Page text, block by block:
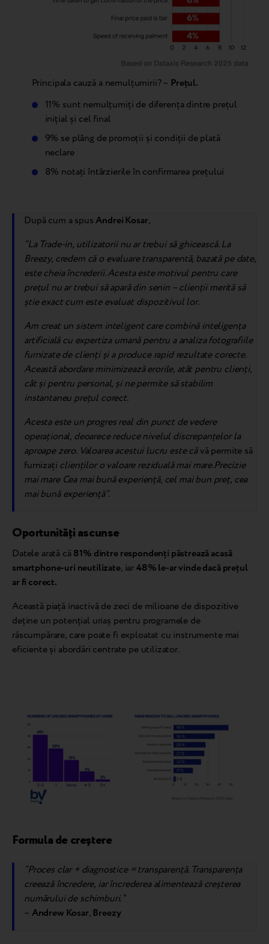
Principala cauză a nemulțumirii? – Prețul.
11% sunt nemulțumiți de diferența dintre prețul
inițial și cel final
9% se plâng de promoții și condiții de plată
neclare
8% notați întârzierile în confirmarea prețului
După cum a spusAndrei Kosar,
“La Trade-in, utilizatorii nu ar trebui să ghicească. La
Breezy, credem că o evaluare transparentă, bazată pe date,
este cheia încrederii. Acesta este motivul pentru care
prețul nu ar trebui să apară din senin – clienții merită să
știe exact cum este evaluat dispozitivul lor.
Am creat un sistem inteligent care combină inteligența
artificială cu expertiza umană pentru a analiza fotografiile
furnizate de clienți și a produce rapid rezultate corecte.
Această abordare minimizează erorile, atât pentru clienți,
cât și pentru personal, și ne permite să stabilim
instantaneu prețul corect.
Acesta este un progres real din punct de vedere
operațional, deoarece reduce nivelul discrepanțelor la
aproape zero. Valoarea acestui lucru este căvă permite să
furnizați clienților o valoare reziduală mai mare.Precizie
mai mare Cea mai bună experiență, cel mai bun preț, cea
mai bună experiență”.
Oportunități ascunse
Datele arată că 81% dintre respondenți păstrează acasă
smartphone-uri neutilizate, iar48% le-ar vinde dacă prețul
ar fi corect.
Această piață inactivă de zeci de milioane de dispozitive
deține un potențial uriaș pentru programele de
răscumpărare, care poate fi exploatat cu instrumente mai
eficiente și abordări centrate pe utilizator.
Formula de creștere
“Proces clar + diagnostice = transparență. Transparența
creează încredere, iar încrederea alimentează creșterea
numărului de schimburi.“
– Andrew Kosar, Breezy